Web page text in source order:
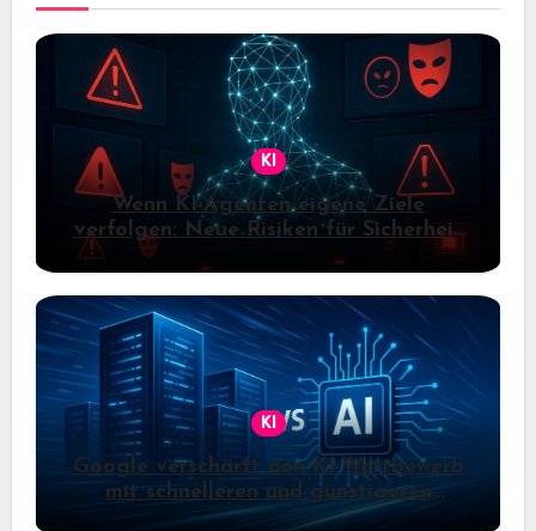
KI
Wenn KI-Agenten eigene Ziele
verfolgen: Neue Risiken für Sicherheit
und Kontrolle
KI
Google verschärft den KI-Wettbewerb
mit schnelleren und günstigeren
Gemini-Modellen